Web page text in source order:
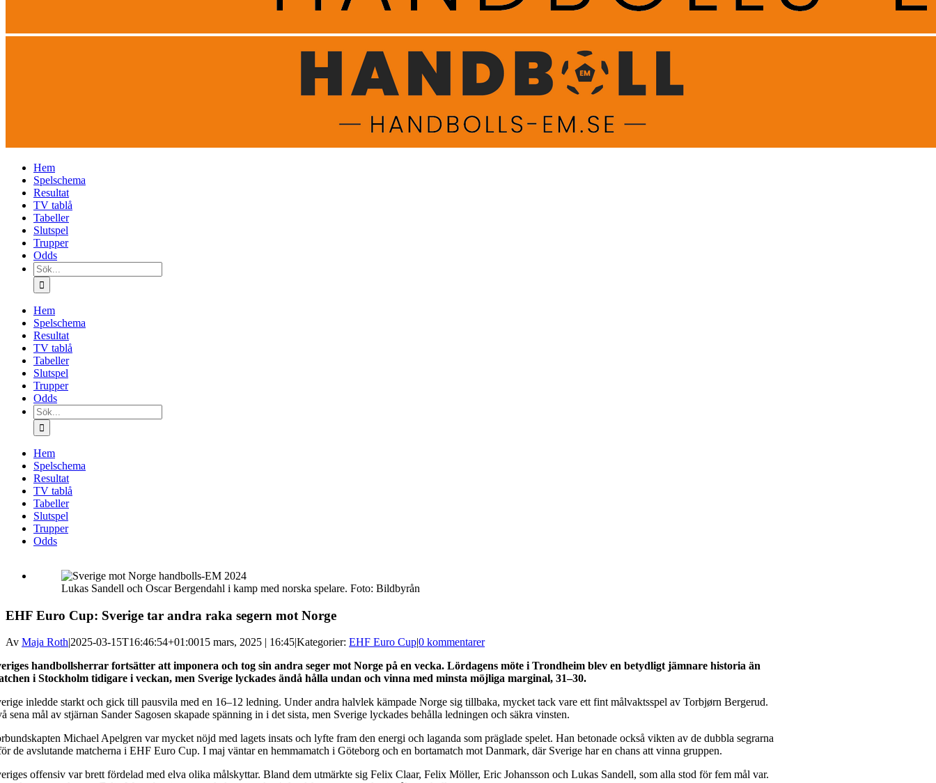
Hem
Spelschema
Resultat
TV tablå
Tabeller
Slutspel
Trupper
Odds
Sök
efter:
Hem
Spelschema
Resultat
TV tablå
Tabeller
Slutspel
Trupper
Odds
Sök
efter:
Hem
Spelschema
Resultat
TV tablå
Tabeller
Slutspel
Trupper
Odds
Lukas Sandell och Oscar Bergendahl i kamp med norska spelare. Foto: Bildbyrån
EHF Euro Cup: Sverige tar andra raka segern mot Norge
Av Maja Roth|2025-03-15T16:46:54+01:0015 mars, 2025 | 16:45|Kategorier: EHF Euro Cup|0 kommentarer
handbollsherrar fortsätter att imponera och tog sin andra seger mot Norge på en vecka. Lördagens möte i Trondheim blev en betydligt jämnare historia än
i Stockholm tidigare i veckan, men Sverige lyckades ändå hålla undan och vinna med minsta möjliga marginal, 31–30.
inledde starkt och gick till pausvila med en 16–12 ledning. Under andra halvlek kämpade Norge sig tillbaka, mycket tack vare ett fint målvaktsspel av Torbjørn Bergerud.
sena mål av stjärnan Sander Sagosen skapade spänning in i det sista, men Sverige lyckades behålla ledningen och säkra vinsten.
Michael Apelgren var mycket nöjd med lagets insats och lyfte fram den energi och laganda som präglade spelet. Han betonade också vikten av de dubbla segrarna
de avslutande matcherna i EHF Euro Cup. I maj väntar en hemmamatch i Göteborg och en bortamatch mot Danmark, där Sverige har en chans att vinna gruppen.
offensiv var brett fördelad med elva olika målskyttar. Bland dem utmärkte sig Felix Claar, Felix Möller, Eric Johansson och Lukas Sandell, som alla stod för fem mål var.